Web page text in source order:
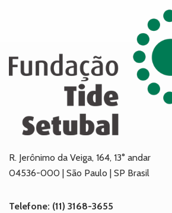
R. Jerônimo da Veiga, 164, 13° andar
04536-000 | São Paulo | SP Brasil
Telefone: (11) 3168-3655